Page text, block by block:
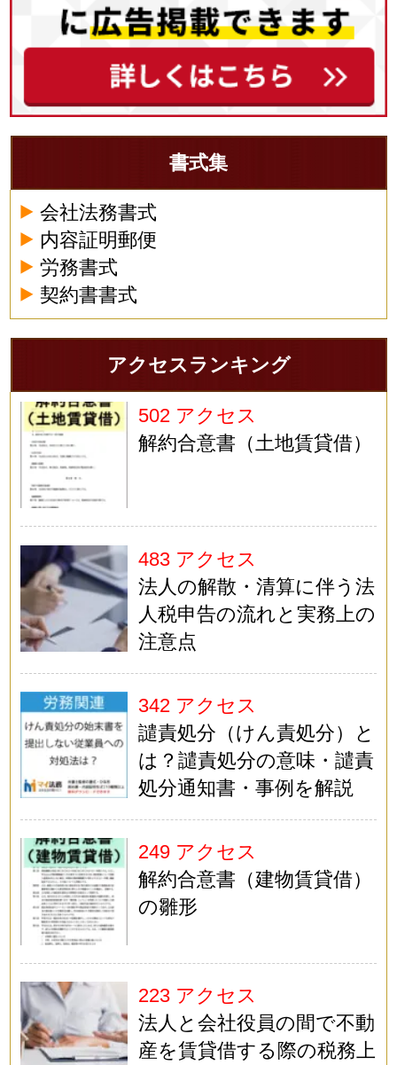
書式集
会社法務書式
内容証明郵便
労務書式
契約書書式
アクセスランキング
502 アクセス
解約合意書（土地賃貸借）
483 アクセス
法人の解散・清算に伴う法
人税申告の流れと実務上の
注意点
342 アクセス
譴責処分（けん責処分）と
は？譴責処分の意味・譴責
処分通知書・事例を解説
249 アクセス
解約合意書（建物賃貸借）
の雛形
223 アクセス
法人と会社役員の間で不動
産を賃貸借する際の税務上